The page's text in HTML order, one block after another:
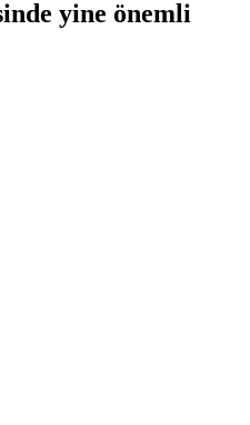
yine önemli